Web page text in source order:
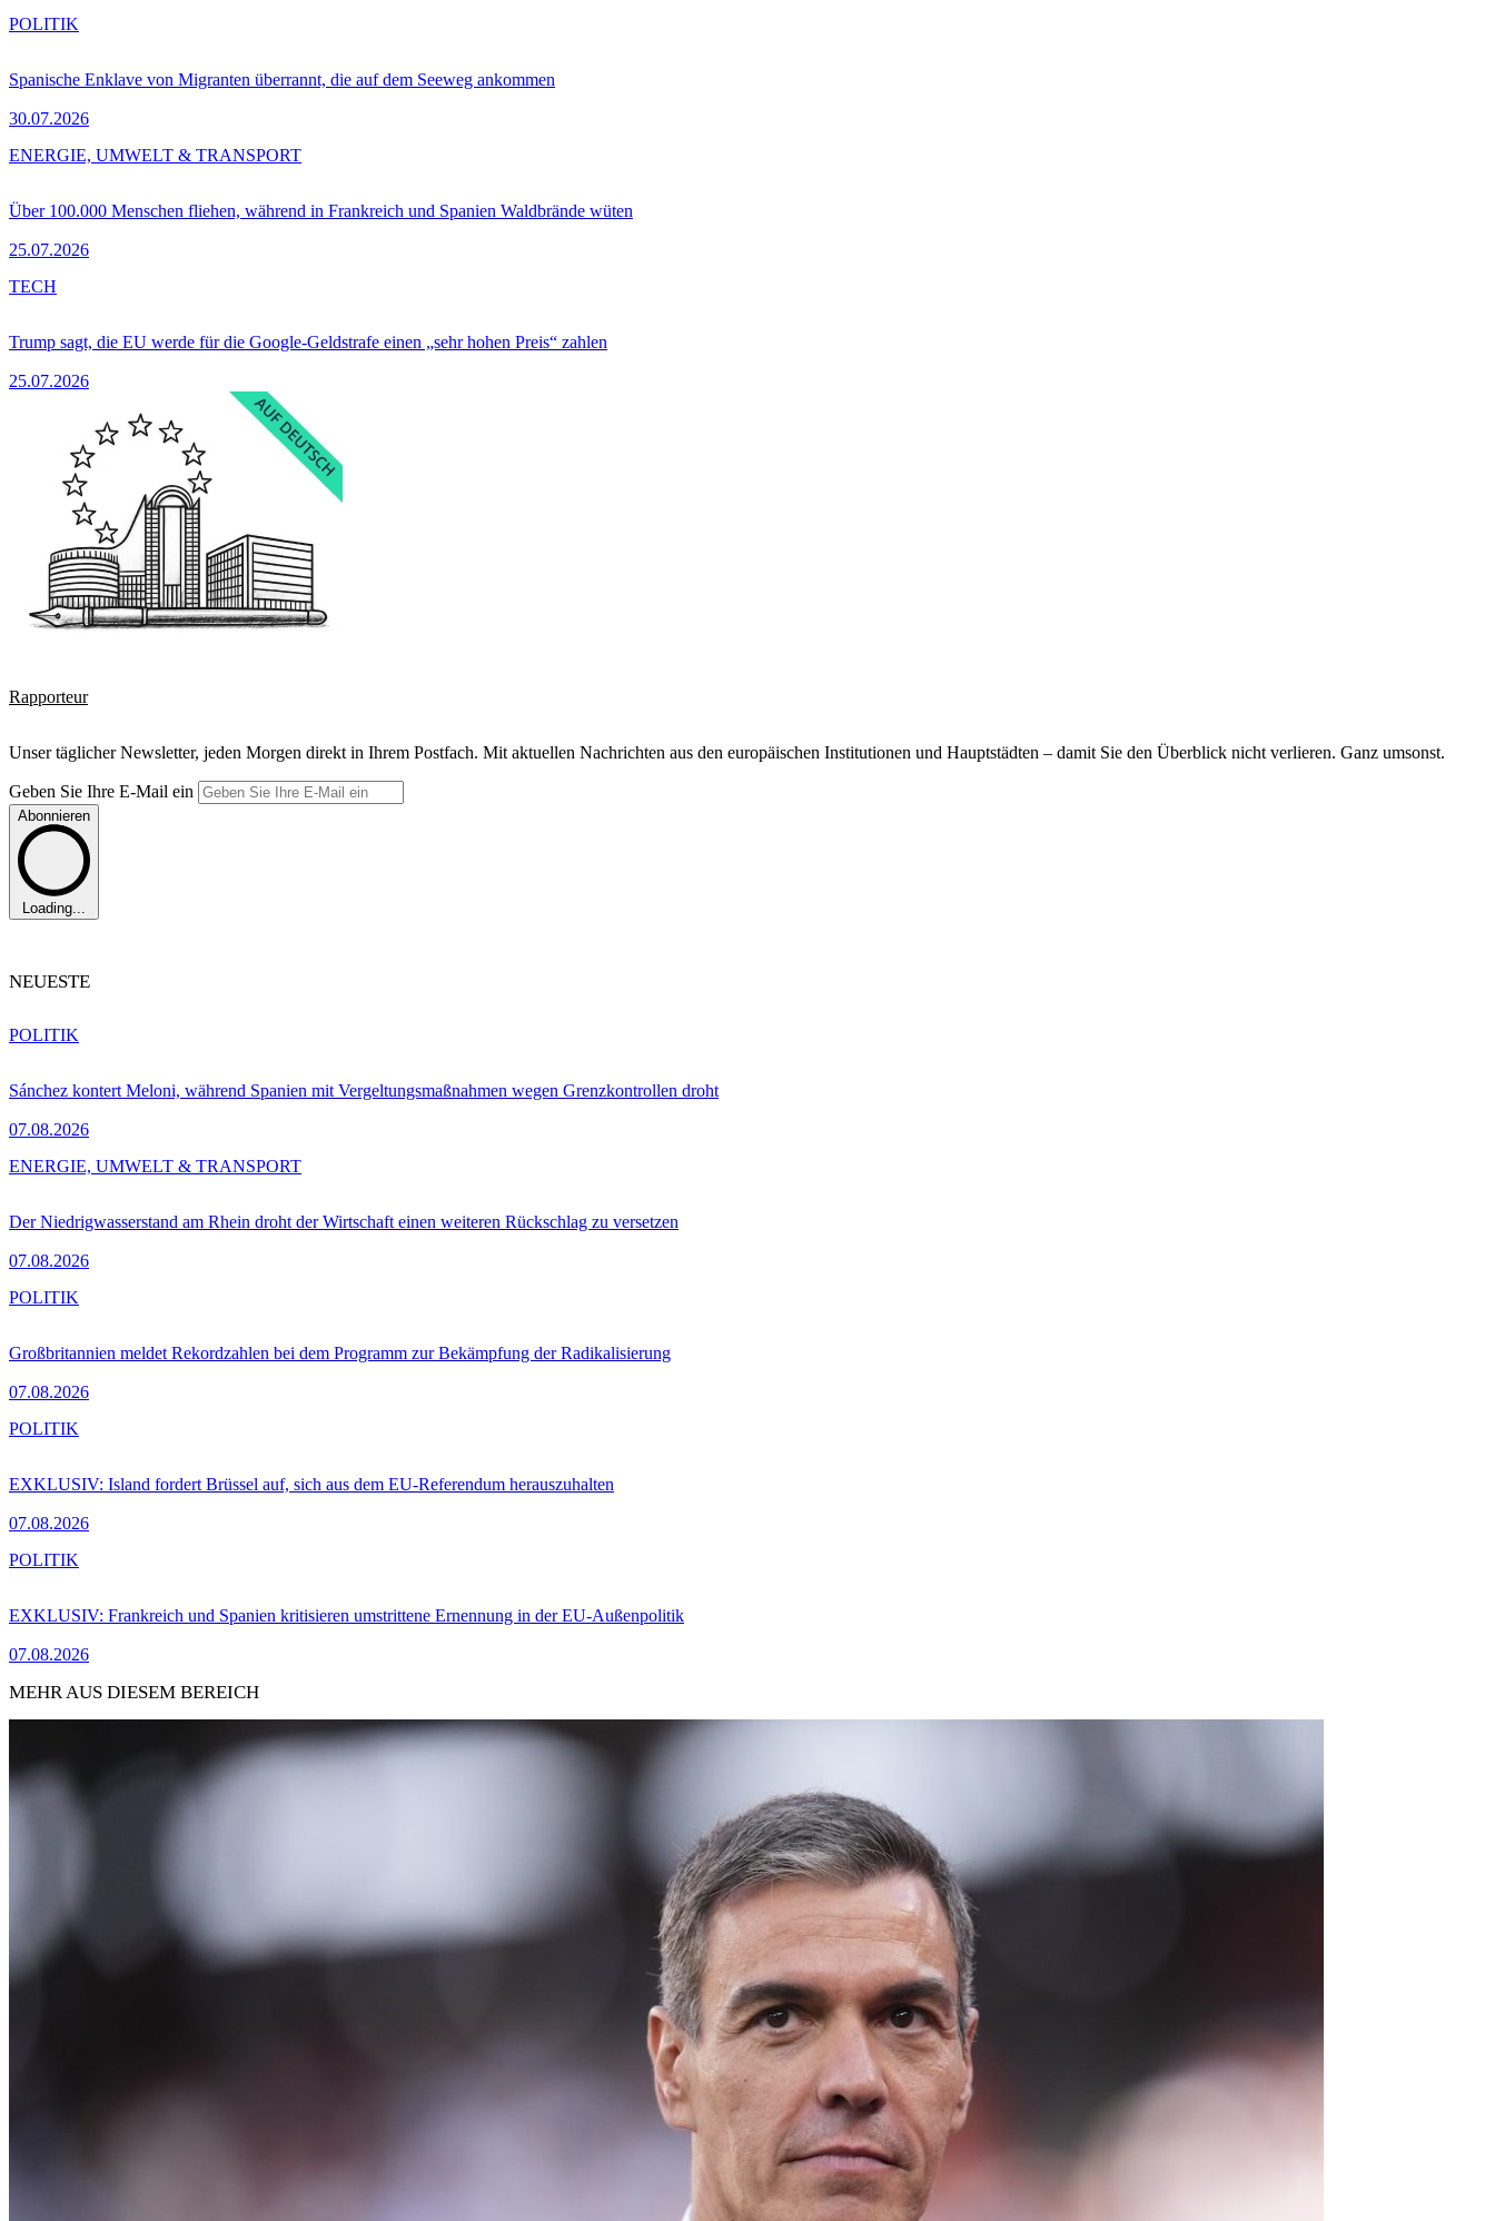
Spanische Enklave von Migranten überrannt, die auf dem Seeweg ankommen
30.07.2026
POLITIK
Über 100.000 Menschen fliehen, während in Frankreich und Spanien Waldbrände wüten
25.07.2026
ENERGIE, UMWELT & TRANSPORT
Trump sagt, die EU werde für die Google-Geldstrafe einen „sehr hohen Preis“ zahlen
25.07.2026
TECH
Rapporteur
Unser täglicher Newsletter, jeden Morgen direkt in Ihrem Postfach. Mit aktuellen Nachrichten aus den europäischen Institutionen und Hauptstädten – damit Sie den Überblick nicht verlieren. Ganz umsonst.
Geben Sie Ihre E-Mail ein
Abonnieren
Loading...
NEUESTE
Sánchez kontert Meloni, während Spanien mit Vergeltungsmaßnahmen wegen Grenzkontrollen droht
07.08.2026
POLITIK
Der Niedrigwasserstand am Rhein droht der Wirtschaft einen weiteren Rückschlag zu versetzen
07.08.2026
ENERGIE, UMWELT & TRANSPORT
Großbritannien meldet Rekordzahlen bei dem Programm zur Bekämpfung der Radikalisierung
07.08.2026
POLITIK
EXKLUSIV: Island fordert Brüssel auf, sich aus dem EU-Referendum herauszuhalten
07.08.2026
POLITIK
EXKLUSIV: Frankreich und Spanien kritisieren umstrittene Ernennung in der EU-Außenpolitik
07.08.2026
POLITIK
MEHR AUS DIESEM BEREICH